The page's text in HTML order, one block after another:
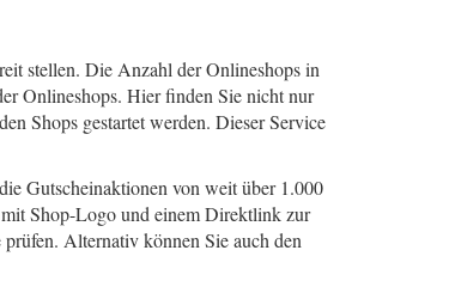
stellen. Die Anzahl der Onlineshops in
Onlineshops. Hier finden Sie nicht nur
Shops gestartet werden. Dieser Service
Gutscheinaktionen von weit über 1.000
Shop-Logo und einem Direktlink zur
Alternativ können Sie auch den